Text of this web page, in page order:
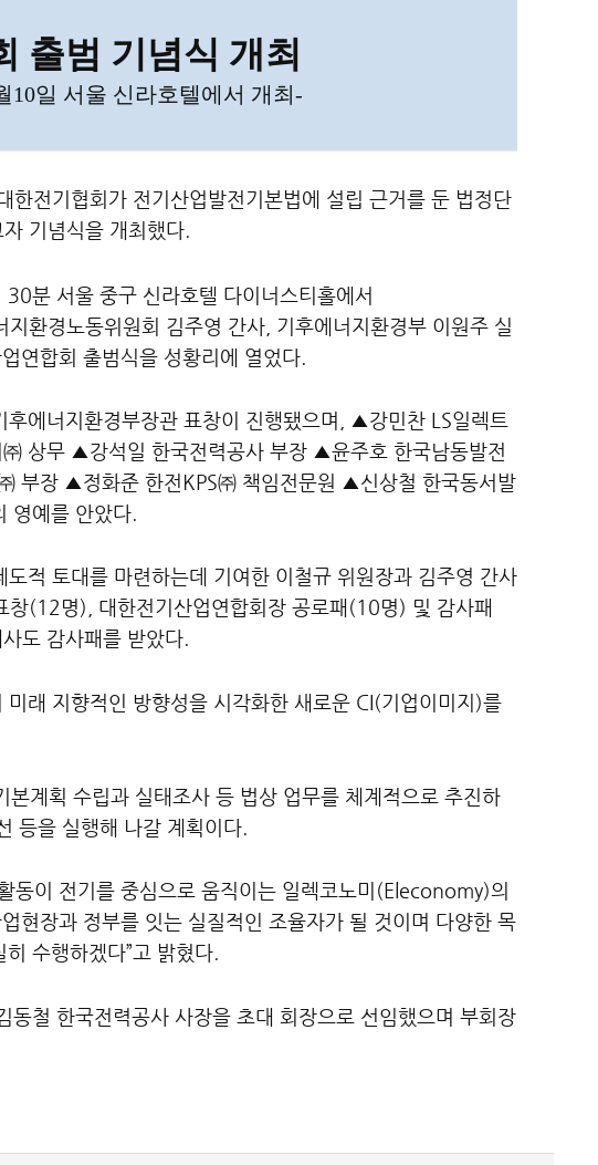
출범 기념식 개최
10일 서울 신라호텔에서 개최 -
전기협회가 전기산업발전기본법에 설립 근거를 둔 법정단
기념식을 개최했다.
분 서울 중구 신라호텔 다이너스티홀에서
환경노동위원회 김주영 간사, 기후에너지환경부 이원주 실
연합회 출범식을 성황리에 열었다.
에너지환경부장관 표창이 진행됐으며, ▲강민찬 LS일렉트
상무 ▲강석일 한국전력공사 부장 ▲윤주호 한국남동발전
부장 ▲정화준 한전KPS㈜ 책임전문원 ▲신상철 한국동서발
영예를 안았다.
적 토대를 마련하는데 기여한 이철규 위원장과 김주영 간사
창(12명), 대한전기산업연합회장 공로패(10명) 및 감사패
도 감사패를 받았다.
래 지향적인 방향성을 시각화한 새로운 CI(기업이미지)를
계획 수립과 실태조사 등 법상 업무를 체계적으로 추진하
등을 실행해 나갈 계획이다.
동이 전기를 중심으로 움직이는 일렉코노미(Eleconomy)의
현장과 정부를 잇는 실질적인 조율자가 될 것이며 다양한 목
수행하겠다”고 밝혔다.
철 한국전력공사 사장을 초대 회장으로 선임했으며 부회장